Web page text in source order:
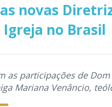
novas
Igreja no Brasil
participações de
Mariana Venâncio,